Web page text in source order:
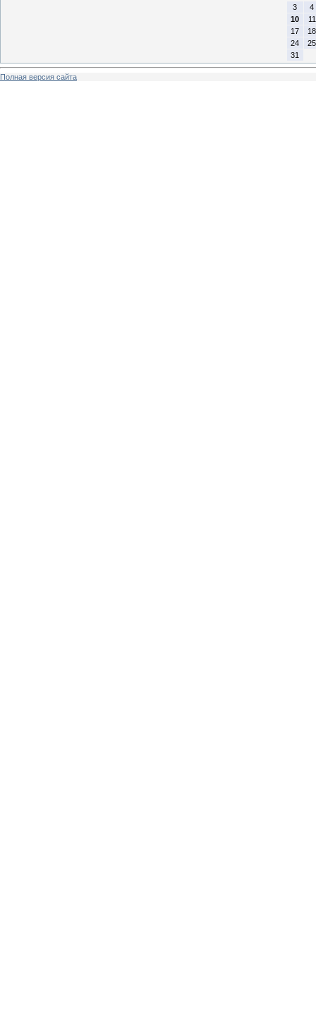
3
4
10
11
17
18
24
25
31
Полная версия сайта